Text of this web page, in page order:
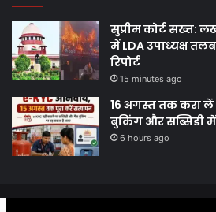
सुप्रीम कोर्ट सख्त:
में LDA उपाध्यक्ष
रिपोर्ट
15 minutes ago
16 अगस्त तक करा लें
बुकिंग और सब्सिडी
6 hours ago